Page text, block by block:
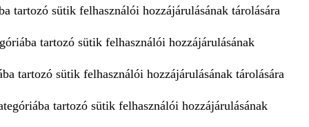
tartozó sütik felhasználói hozzájárulásának tárolására
tartozó sütik felhasználói hozzájárulásának
tartozó sütik felhasználói hozzájárulásának tárolására
tartozó sütik felhasználói hozzájárulásának